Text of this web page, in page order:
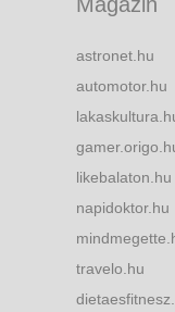
astronet.hu
automotor.hu
likebalaton.hu
napidoktor.hu
travelo.hu